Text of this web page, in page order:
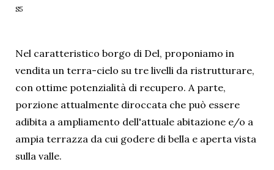
S5
Nel caratteristico borgo di Del, proponiamo in
vendita un terra-cielo su tre livelli da ristrutturare,
con ottime potenzialità di recupero. A parte,
porzione attualmente diroccata che può essere
adibita a ampliamento dell'attuale abitazione e/o a
ampia terrazza da cui godere di bella e aperta vista
sulla valle.